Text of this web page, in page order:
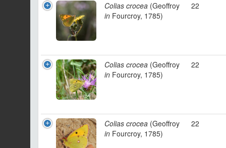
Colias crocea (Geoffroy
in Fourcroy, 1785)
22
Colias crocea (Geoffroy
in Fourcroy, 1785)
22
Colias crocea (Geoffroy
in Fourcroy, 1785)
22